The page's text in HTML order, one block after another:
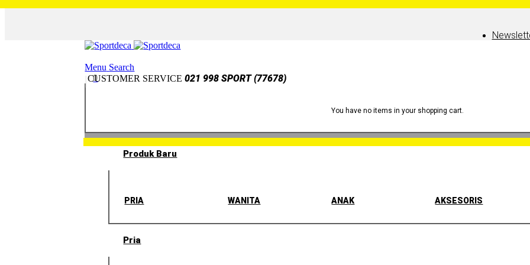
CUSTOMER SERVICE021 998 SPORT (77678)
Menu Search
0
You have no items in your shopping cart.
Produk Baru
PRIA WANITA ANAK AKSESORIS
Pria